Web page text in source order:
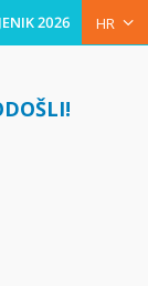
HR
2026